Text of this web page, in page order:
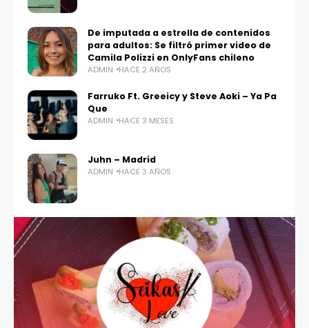
De imputada a estrella de contenidos
para adultos: Se filtró primer video de
Camila Polizzi en OnlyFans chileno
ADMIN HACE 2 AÑOS
Farruko Ft. Greeicy y Steve Aoki – Ya Pa
Que
ADMIN HACE 3 MESES
Juhn – Madrid
ADMIN HACE 3 AÑOS